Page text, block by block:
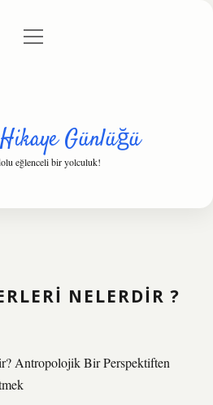
Politikası
menüyü
Günlüğü
eğlenceli bir yolculuk!
NELERDIR ?
Antropolojik Bir Perspektiften